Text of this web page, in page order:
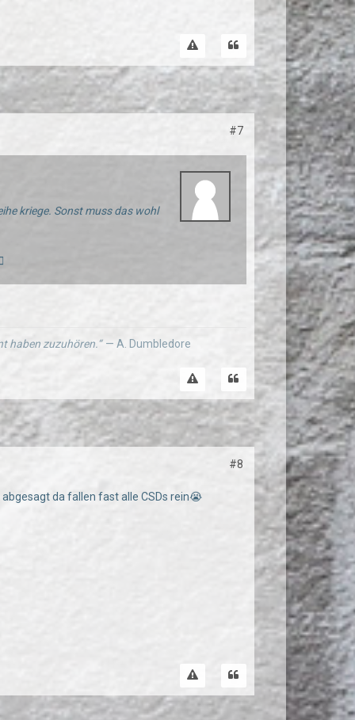
#7
kriege. Sonst muss das wohl
haben zuzuhören.“ — A. Dumbledore
#8
da fallen fast alle CSDs rein😭